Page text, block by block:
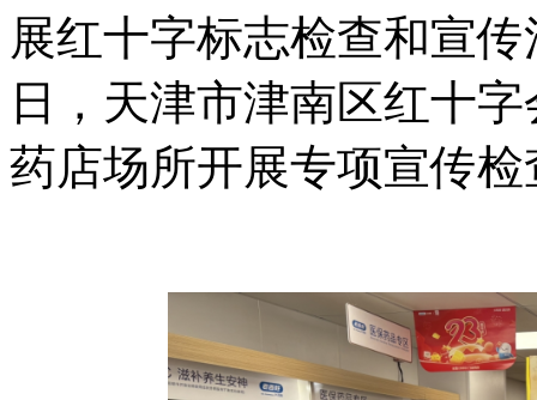
展红十字标志检查和宣
日，天津市津南区红十
药店场所开展专项宣传